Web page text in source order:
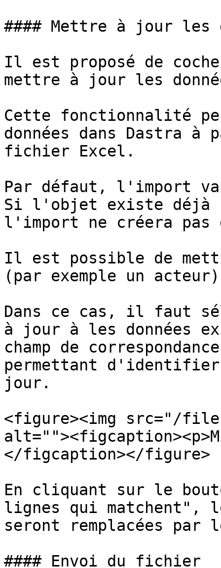
#### Mettre à jour les
Il est proposé de
mettre à jour les
Cette fonctionnalité
données dans Dastra à
fichier Excel.
Par défaut, l'import va
Si l'objet existe déjà
l'import ne créera pas
Il est possible de
(par exemple un
Dans ce cas, il faut
à jour à les données
champ de
permettant d'identifier
jour.
<figure><img src="/files/
</figcaption></figure>
En cliquant sur le
lignes qui matchent",
seront remplacées par
#### Envoi du fichier